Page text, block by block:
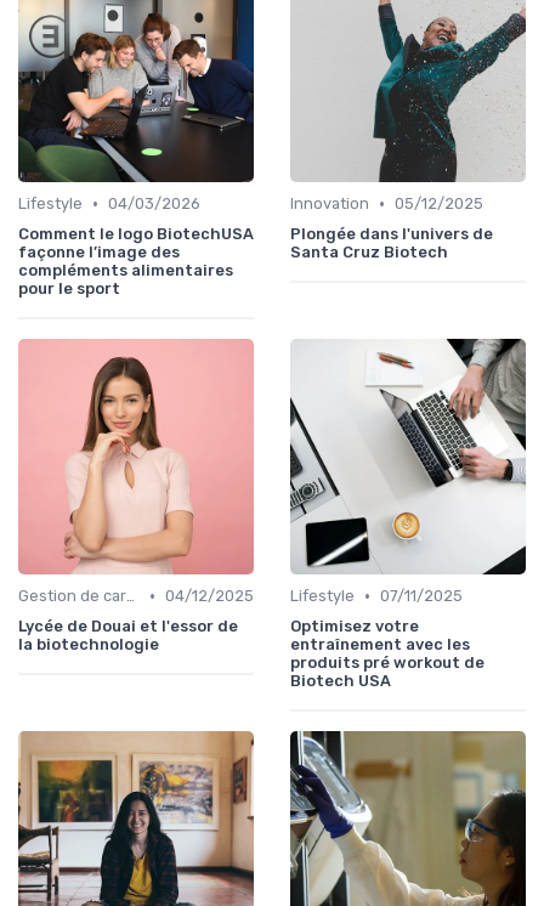
Lifestyle • 04/03/2026
Comment le logo BiotechUSA
façonne l’image des
compléments alimentaires
pour le sport
Innovation • 05/12/2025
Plongée dans l'univers de
Santa Cruz Biotech
Gestion de carrière • 04/12/2025
Lycée de Douai et l'essor de
la biotechnologie
Lifestyle • 07/11/2025
Optimisez votre
entraînement avec les
produits pré workout de
Biotech USA